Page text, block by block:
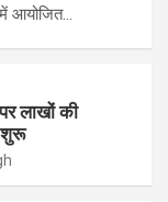
आयोजित…
लाखों की
शुरू